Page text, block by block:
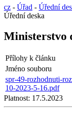
cz - Úřad - Úřední
Úřední deska
Ministerstvo
Přílohy k článku
Jméno souboru
spr-49-rozhodnuti-
10-2023-5-16.pdf
Platnost: 17.5.2023